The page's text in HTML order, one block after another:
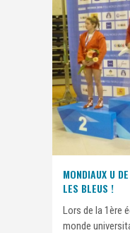
MONDIAUX U
LES BLEUS !
Lors de la 1ère
monde